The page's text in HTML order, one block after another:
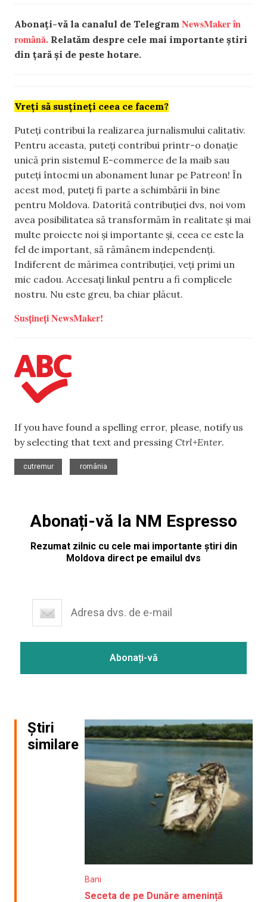
Abonați-vă la canalul de Telegram NewsMaker în
română. Relatăm despre cele mai importante știri
din țară și de peste hotare.
Vreți să susțineți ceea ce facem?
Puteți contribui la realizarea jurnalismului calitativ.
Pentru aceasta, puteți contribui printr-o donație
unică prin sistemul E-commerce de la maib sau
puteți întocmi un abonament lunar pe Patreon! În
acest mod, puteți fi parte a schimbării în bine
pentru Moldova. Datorită contribuției dvs, noi vom
avea posibilitatea să transformăm în realitate și mai
multe proiecte noi și importante și, ceea ce este la
fel de important, să rămânem independenți.
Indiferent de mărimea contribuției, veți primi un
mic cadou. Accesați linkul pentru a fi complicele
nostru. Nu este greu, ba chiar plăcut.
Susțineți NewsMaker!
If you have found a spelling error, please, notify us
by selecting that text and pressing Ctrl+Enter.
cutremur
românia
Abonați-vă la NM Espresso
Rezumat zilnic cu cele mai importante știri din
Moldova direct pe emailul dvs
Știri
similare
Bani
Seceta de pe Dunăre amenință